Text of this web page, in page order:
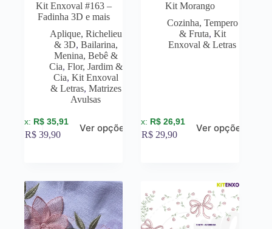
Kit Enxoval #163 –
Fadinha 3D e mais
Aplique, Richelieu
& 3D, Bailarina,
Menina, Bebê &
Cia, Flor, Jardim &
Cia, Kit Enxoval
& Letras, Matrizes
Avulsas
R$ 35,91
R$ 39,90
Ver opções
Kit Morango
Cozinha, Tempero
& Fruta, Kit
Enxoval & Letras
R$ 26,91
R$ 29,90
Ver opções